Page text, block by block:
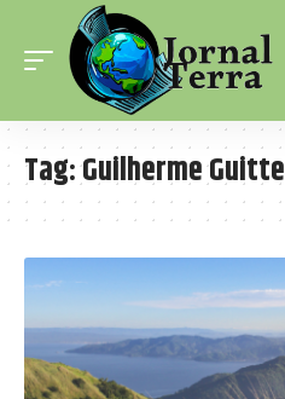
Tag:Guilherme Guitte